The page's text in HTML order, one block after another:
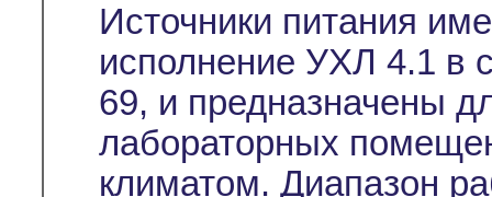
Источники питания
исполнение УХЛ 4.1 в
69, и предназначены
лабораторных
климатом. Диапазон